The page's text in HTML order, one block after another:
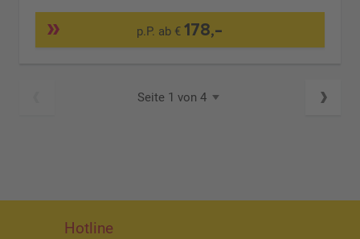
p.P. ab €178,-
Seite 1 von 4
Hotline